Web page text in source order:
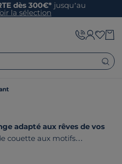
dès 300€* jusqu’au
la sélection
adapté aux rêves de vos
couette aux motifs
coton tout doux, des taies